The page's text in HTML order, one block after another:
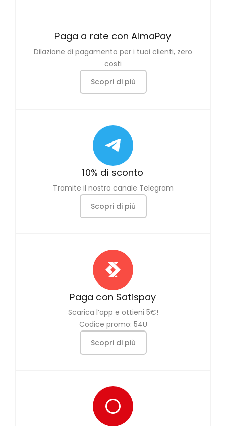
Paga a rate con AlmaPay
Dilazione di pagamento per i tuoi clienti, zero
costi
Scopri di più
10% di sconto
Tramite il nostro canale Telegram
Scopri di più
Paga con Satispay
Scarica l’app e ottieni 5€!
Codice promo: 54U
Scopri di più